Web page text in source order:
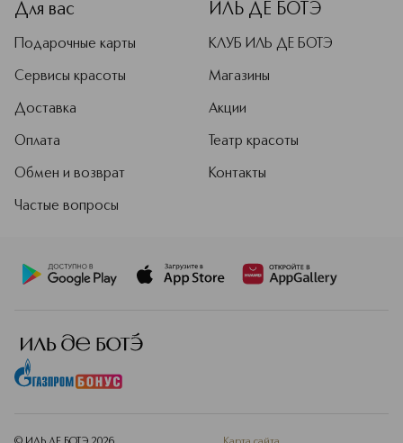
Для вас
Подарочные карты
Сервисы красоты
Доставка
Оплата
Обмен и возврат
Частые вопросы
ИЛЬ ДЕ БОТЭ
КЛУБ ИЛЬ ДЕ БОТЭ
Магазины
Акции
Театр красоты
Контакты